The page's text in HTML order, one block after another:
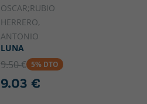
OSCAR;RUBIO
HERRERO,
ANTONIO
LUNA
9.50 € 5% DTO
9.03 €